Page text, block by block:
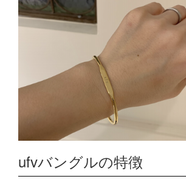
ufvバングルの特徴